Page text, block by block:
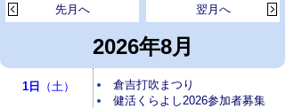
2026年8月
翌月へ
先月へ
1日 （土）
倉吉打吹まつり
健活くらよし2026参加者募集